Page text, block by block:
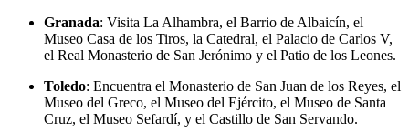
Granada: Visita La Alhambra, el Barrio de Albaicín, el
Museo Casa de los Tiros, la Catedral, el Palacio de Carlos V,
el Real Monasterio de San Jerónimo y el Patio de los Leones.
Toledo: Encuentra el Monasterio de San Juan de los Reyes, el
Museo del Greco, el Museo del Ejército, el Museo de Santa
Cruz, el Museo Sefardí, y el Castillo de San Servando.